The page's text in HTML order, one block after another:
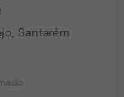
Santarém